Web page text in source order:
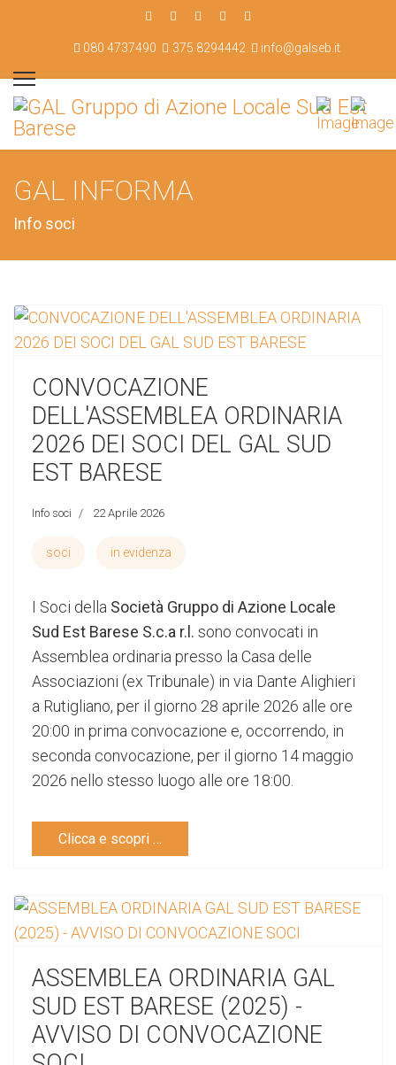
080 4737490 375 8294442 info@galseb.it
GAL INFORMA
Info soci
CONVOCAZIONE
DELL'ASSEMBLEA ORDINARIA
2026 DEI SOCI DEL GAL SUD
EST BARESE
Info soci 22 Aprile 2026
soci in evidenza
I Soci della Società Gruppo di Azione Locale
Sud Est Barese S.c.a r.l. sono convocati in
Assemblea ordinaria presso la Casa delle
Associazioni (ex Tribunale) in via Dante Alighieri
a Rutigliano, per il giorno 28 aprile 2026 alle ore
20:00 in prima convocazione e, occorrendo, in
seconda convocazione, per il giorno 14 maggio
2026 nello stesso luogo alle ore 18:00.
Clicca e scopri …
ASSEMBLEA ORDINARIA GAL
SUD EST BARESE (2025) -
AVVISO DI CONVOCAZIONE